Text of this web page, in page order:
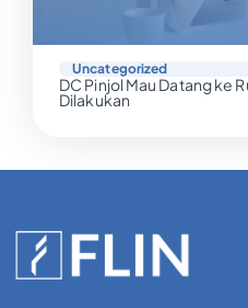
Uncategorized
DC Pinjol Mau Datang ke
Dilakukan